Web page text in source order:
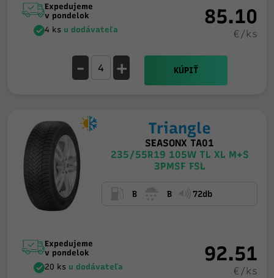
Expedujeme
v pondelok
4 ks u dodávateľa
85.10
€/ks
- + KÚPIŤ
Triangle
SEASONX TA01
235/55R19 105W TL XL M+S
3PMSF FSL
B B 72db
Expedujeme
v pondelok
20 ks u dodávateľa
92.51
€/ks